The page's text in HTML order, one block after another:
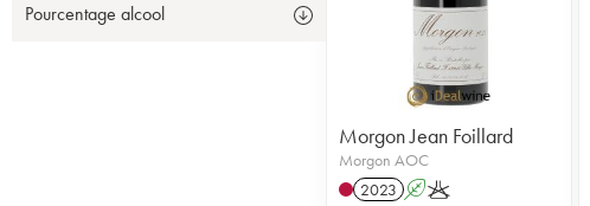
Pourcentage alcool
Morgon Jean Foillard
Morgon AOC
2023 AK